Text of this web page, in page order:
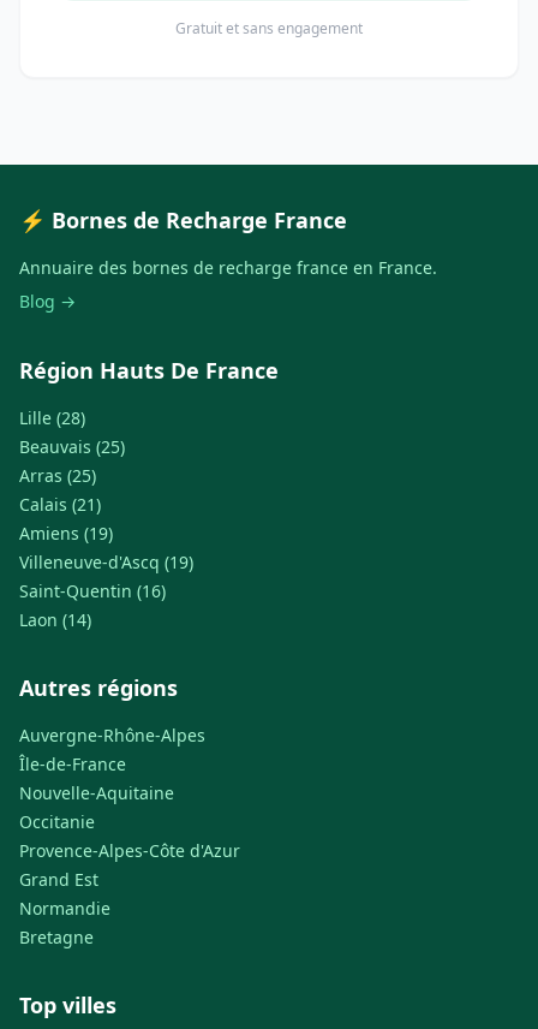
Gratuit et sans engagement
⚡ Bornes de Recharge France
Annuaire des bornes de recharge france en France.
Blog →
Région Hauts De France
Lille (28)
Beauvais (25)
Arras (25)
Calais (21)
Amiens (19)
Villeneuve-d'Ascq (19)
Saint-Quentin (16)
Laon (14)
Autres régions
Auvergne-Rhône-Alpes
Île-de-France
Nouvelle-Aquitaine
Occitanie
Provence-Alpes-Côte d'Azur
Grand Est
Normandie
Bretagne
Top villes